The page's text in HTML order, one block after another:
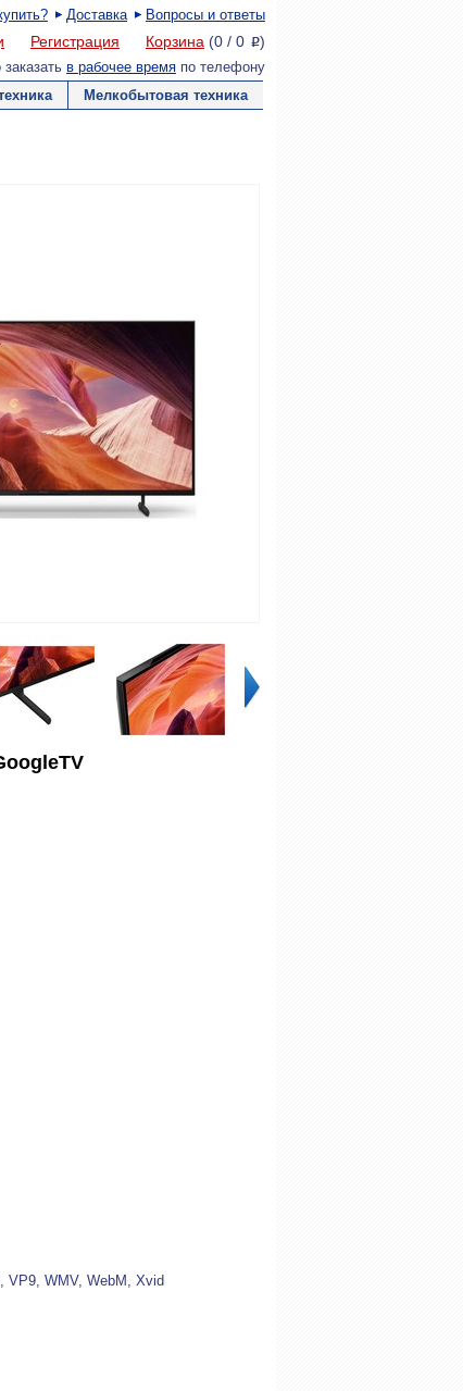
Доставка Вопросы и ответы
Регистрация Корзина (0 / 0 P)
в рабочее время по телефону
Мелкобытовая техника
VP9, WMV, WebM, Xvid